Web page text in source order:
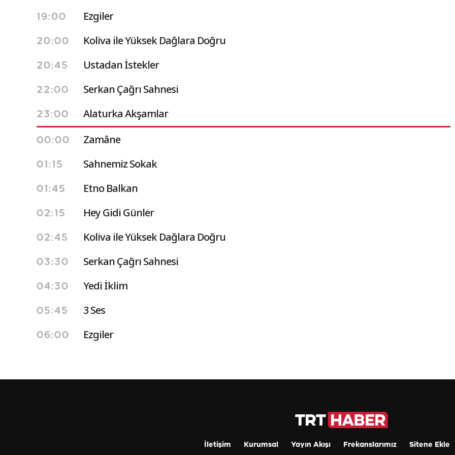
19:00 Ezgiler
20:00 Koliva ile Yüksek Dağlara Doğru
20:45 Ustadan İstekler
22:00 Serkan Çağrı Sahnesi
23:00 Alaturka Akşamlar
00:00 Zamâne
01:15 Sahnemiz Sokak
01:45 Etno Balkan
02:15 Hey Gidi Günler
02:45 Koliva ile Yüksek Dağlara Doğru
03:30 Serkan Çağrı Sahnesi
04:30 Yedi İklim
05:45 3 Ses
06:00 Ezgiler
İletişim Kurumsal Yayın Akışı Frekanslarımız Sitene Ekle